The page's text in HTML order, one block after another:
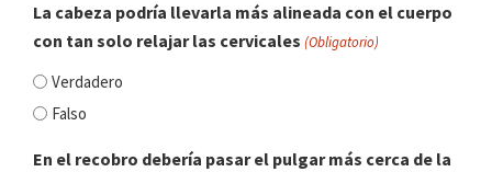
La cabeza podría llevarla más alineada con el cuerpo
con tan solo relajar las cervicales (Obligatorio)
Verdadero
Falso
En el recobro debería pasar el pulgar más cerca de la